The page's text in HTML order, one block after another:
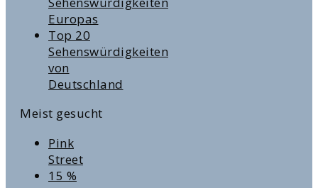
Europas
Top 20
Sehenswürdigkeiten
von
Deutschland
Meist gesucht
Pink
Street
15 %